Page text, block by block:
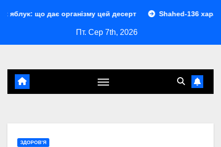
організму цей десерт Shahed-136 характеристики:
Пт. Сер 7th, 2026
ЗДОРОВ’Я